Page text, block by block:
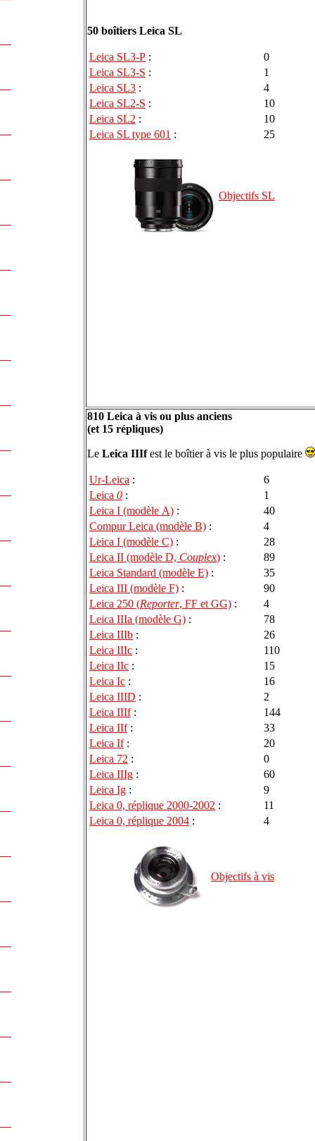
50 boîtiers Leica SL
Leica SL3-P :
0
Leica SL3-S :
1
Leica SL3 :
4
Leica SL2-S :
10
Leica SL2 :
10
Leica SL type 601 : 25
Objectifs SL
810 Leica à vis ou plus anciens
(et 15 répliques)
Le Leica IIIfest le boîtier à vis le plus populaire
Ur-Leica :
6
Leica 0 :
1
Leica I (modèle A) :
40
Compur Leica (modèle B) :
4
Leica I (modèle C) :
28
Leica II (modèle D, Couplex) :
89
Leica Standard (modèle E) :
35
Leica III (modèle F) :
90
Leica 250 (Reporter, FF et GG) :
4
Leica IIIa (modèle G) :
78
Leica IIIb :
26
Leica IIIc :
110
Leica IIc :
15
Leica Ic :
16
Leica IIID :
2
Leica IIIf:
144
Leica IIf:
33
Leica If:
20
Leica 72 :
0
Leica IIIg :
60
Leica Ig :
9
Leica 0, réplique 2000-2002 :
11
Leica 0, réplique 2004 : 4
Objectifs à vis